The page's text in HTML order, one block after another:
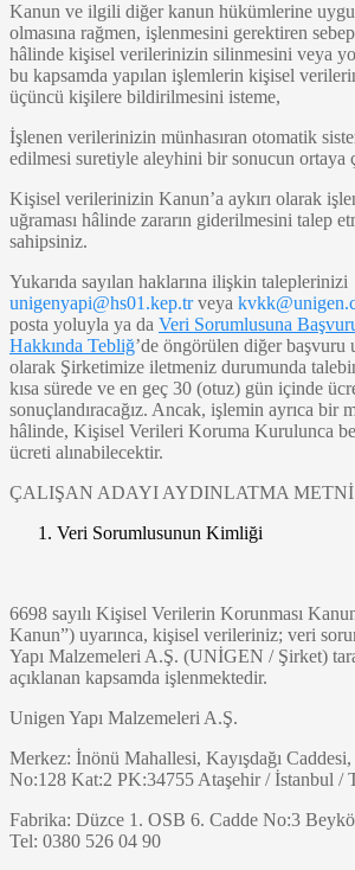
Kanun ve ilgili diğer kanun hükümlerine
olmasına rağmen, işlenmesini gerektiren
hâlinde kişisel verilerinizin silinmesini veya
bu kapsamda yapılan işlemlerin kişisel
üçüncü kişilere bildirilmesini isteme,
İşlenen verilerinizin münhasıran otomatik
edilmesi suretiyle aleyhini bir sonucun ortaya
Kişisel verilerinizin Kanun’a aykırı olarak
uğraması hâlinde zararın giderilmesini talep
sahipsiniz.
Yukarıda sayılan haklarına ilişkin taleplerinizi
unigenyapi@hs01.kep.trveya
posta yoluyla ya da Veri Sorumlusuna
Hakkında Tebliğ’de öngörülen diğer başvuru
olarak Şirketimize iletmeniz durumunda
kısa sürede ve en geç 30 (otuz) gün içinde
sonuçlandıracağız. Ancak, işlemin ayrıca bir
hâlinde, Kişisel Verileri Koruma Kurulunca
ücreti alınabilecektir.
ÇALIŞAN ADAYI AYDINLATMA METNİ
Veri Sorumlusunun Kimliği
6698 sayılı Kişisel Verilerin Korunması
Kanun”) uyarınca, kişisel verileriniz; veri
Yapı Malzemeleri A.Ş. (UNİGEN / Şirket)
açıklanan kapsamda işlenmektedir.
Unigen Yapı Malzemeleri A.Ş.
Merkez: İnönü Mahallesi, Kayışdağı
No:128 Kat:2 PK:34755 Ataşehir / İstanbul /
Fabrika: Düzce 1. OSB 6. Cadde No:3
Tel: 0380 526 04 90